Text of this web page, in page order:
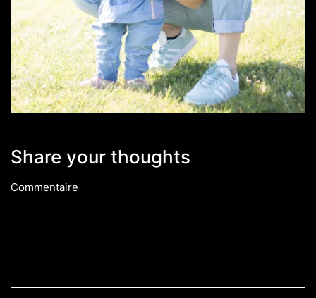
Share your thoughts
Commentaire